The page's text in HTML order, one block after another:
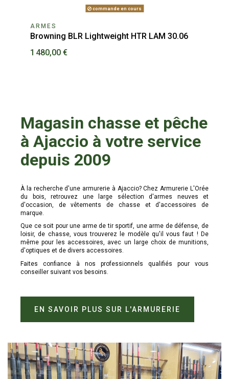
commande en cours
ARMES
Browning BLR Lightweight HTR LAM 30.06
1 480,00 €
Magasin chasse et pêche
à Ajaccio à votre service
depuis 2009
À la recherche d'une armurerie à Ajaccio? Chez Armurerie L'Orée
du bois, retrouvez une large sélection d'armes neuves et
d'occasion, de vêtements de chasse et d'accessoires de
marque.
Que ce soit pour une arme de tir sportif, une arme de défense, de
loisir, de chasse, vous trouverez le modèle qu'il vous faut ! De
même pour les accessoires, avec un large choix de munitions,
d'optiques et de divers accessoires.
Faites confiance à nos professionnels qualifiés pour vous
conseiller suivant vos besoins.
EN SAVOIR PLUS SUR L'ARMURERIE